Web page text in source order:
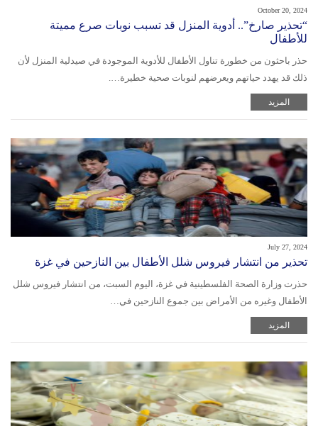
October 20, 2024
“تحذير صارخ”.. أدوية المنزل قد تسبب نوبات صرع مميتة
للأطفال
حذر باحثون من خطورة تناول الأطفال للأدوية الموجودة في صيدلية المنزل لأن
ذلك قد يهدد حياتهم ويعرضهم لنوبات صحية خطيرة….
المزيد
July 27, 2024
تحذير من انتشار فيروس شلل الأطفال بين النازحين في غزة
حذرت وزارة الصحة الفلسطينية في غزة، اليوم السبت، من انتشار فيروس شلل
الأطفال وغيره من الأمراض بين جموع النازحين في…
المزيد